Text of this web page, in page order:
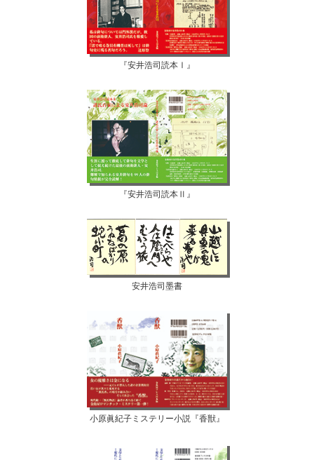
『安井浩司読本Ⅰ』
『安井浩司読本Ⅱ』
安井浩司墨書
小原眞紀子ミステリー小説『香獣』